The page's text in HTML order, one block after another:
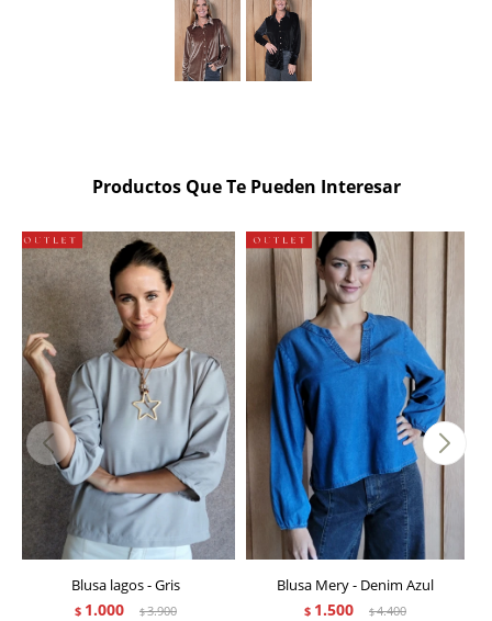
Productos Que Te Pueden Interesar
Blusa lagos - Gris
$ 1.000 $3.900
Blusa Mery - Denim Azul
$ 1.500 $4.400